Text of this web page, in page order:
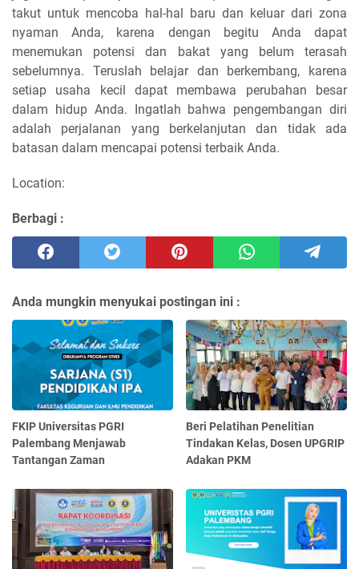
takut untuk mencoba hal-hal baru dan keluar dari zona
nyaman Anda, karena dengan begitu Anda dapat
menemukan potensi dan bakat yang belum terasah
sebelumnya. Teruslah belajar dan berkembang, karena
setiap usaha kecil dapat membawa perubahan besar
dalam hidup Anda. Ingatlah bahwa pengembangan diri
adalah perjalanan yang berkelanjutan dan tidak ada
batasan dalam mencapai potensi terbaik Anda.
Location:
Berbagi :
Anda mungkin menyukai postingan ini :
FKIP Universitas PGRI
Palembang Menjawab
Tantangan Zaman
Beri Pelatihan Penelitian
Tindakan Kelas, Dosen UPGRIP
Adakan PKM